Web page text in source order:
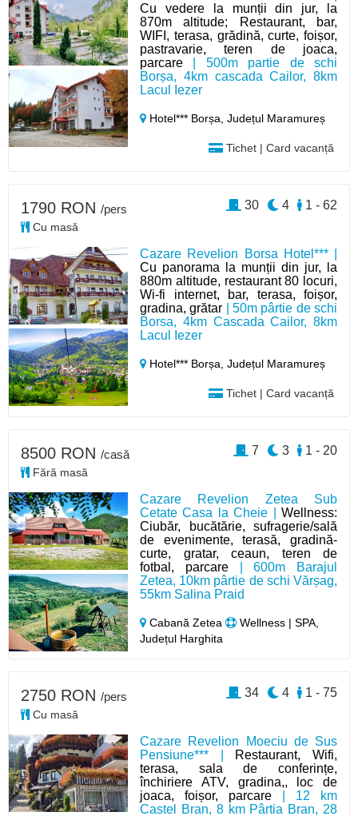
Cu vedere la munții din jur, la
870m altitude; Restaurant, bar,
WIFI, terasa, grădină, curte, foișor,
pastravarie, teren de joaca,
parcare | 500m partie de schi
Borșa, 4km cascada Cailor, 8km
Lacul Iezer
Hotel*** Borșa,Județul Maramureș
Tichet | Card vacanță
Cazare Revelion Borsa Hotel*** |
Cu panorama la munții din jur, la
880m altitude, restaurant 80 locuri,
Wi-fi internet, bar, terasa, foișor,
gradina, grătar | 50m pârtie de schi
Borsa, 4km Cascada Cailor, 8km
Lacul Iezer
Hotel*** Borșa,Județul Maramureș
Tichet | Card vacanță
1790 RON /pers
Cu masă
1 - 62
4
30
Cazare Revelion Zetea Sub
Cetate Casa la Cheie | Wellness:
Ciubăr, bucătărie, sufragerie/sală
de evenimente, terasă, gradină-
curte, gratar, ceaun, teren de
fotbal, parcare| 600m Barajul
Zetea, 10km pârtie de schi Vărșag,
55km Salina Praid
Cabană Zetea
Wellness | SPA,
Județul Harghita
8500 RON /casă
Fără masă
1 - 20
3
7
Cazare Revelion Moeciu de Sus
Pensiune*** | Restaurant, Wifi,
terasa, sala de conferințe,
închiriere ATV, gradina,, loc de
joaca, foișor, parcare | 12 km
Castel Bran, 8 km Pârtia Bran, 28
2750 RON /pers
Cu masă
1 - 75
4
34